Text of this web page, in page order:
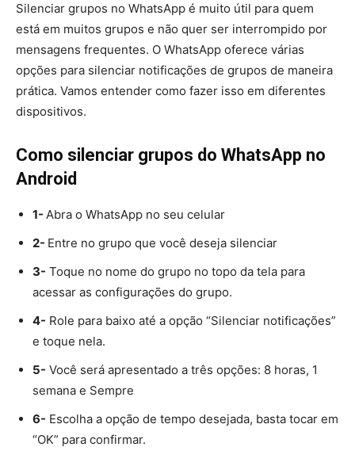
Silenciar grupos no WhatsApp é muito útil para quem
está em muitos grupos e não quer ser interrompido por
mensagens frequentes. O WhatsApp oferece várias
opções para silenciar notificações de grupos de maneira
prática. Vamos entender como fazer isso em diferentes
dispositivos.
Como silenciar grupos do WhatsApp no
Android
1- Abra o WhatsApp no seu celular
2- Entre no grupo que você deseja silenciar
3- Toque no nome do grupo no topo da tela para
acessar as configurações do grupo.
4- Role para baixo até a opção “Silenciar notificações”
e toque nela.
5- Você será apresentado a três opções: 8 horas, 1
semana e Sempre
6- Escolha a opção de tempo desejada, basta tocar em
“OK” para confirmar.